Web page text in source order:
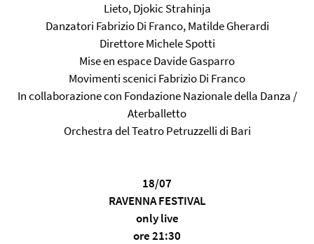
Lieto, Djokic Strahinja
Danzatori Fabrizio Di Franco, Matilde Gherardi
Direttore Michele Spotti
Mise en espace Davide Gasparro
Movimenti scenici Fabrizio Di Franco
In collaborazione con Fondazione Nazionale della Danza /
Aterballetto
Orchestra del Teatro Petruzzelli di Bari
18/07
RAVENNA FESTIVAL
only live
ore 21:30